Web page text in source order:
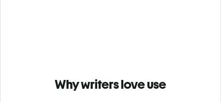
Why writers love use